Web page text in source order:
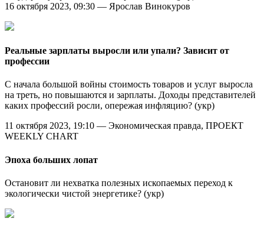
16 октября 2023, 09:30 — Ярослав Винокуров
Реальные зарплаты выросли или упали? Зависит от
профессии
С начала большой войны стоимость товаров и услуг выросла
на треть, но повышаются и зарплаты. Доходы представителей
каких профессий росли, опережая инфляцию? (укр)
11 октября 2023, 19:10 — Экономическая правда, ПРОЕКТ
WEEKLY CHART
Эпоха больших лопат
Остановит ли нехватка полезных ископаемых переход к
экологически чистой энергетике? (укр)